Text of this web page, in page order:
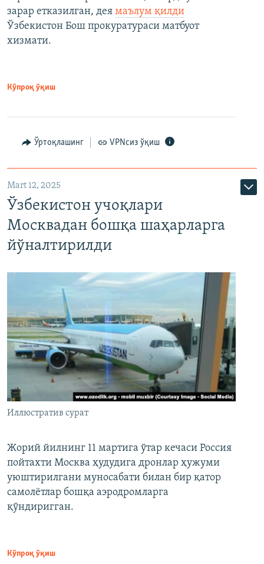
зарар етказилган, дея маълум қилди
Ўзбекистон Бош прокуратураси матбуот
хизмати.
Кўпроқ ўқиш
Ўртоқлашинг VPNсиз ўқиш
Mart 12, 2025
Ўзбекистон учоқлари
Москвадан бошқа шаҳарларга
йўналтирилди
Иллюстратив сурат
Жорий йилнинг 11 мартига ўтар кечаси Россия
пойтахти Москва ҳудудига дронлар ҳужуми
уюштирилгани муносабати билан бир қатор
самолётлар бошқа аэродромларга
қўндиригган.
Кўпроқ ўқиш